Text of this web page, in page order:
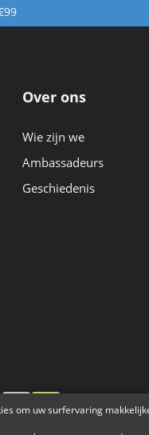
Over ons
Wie zijn we
Ambassadeurs
Geschiedenis
Bezorgd door
om uw surfervaring